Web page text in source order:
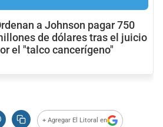
a Johnson pagar 750
de dólares tras el juicio
el "talco cancerígeno"
+ Agregar El Litoral en